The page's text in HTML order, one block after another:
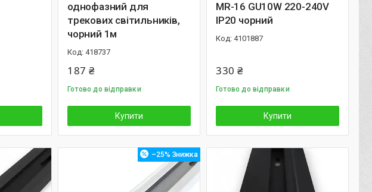
однофазний для
трекових свiтильникiв,
чорний 1м
418737
187 ₴
Готово до відправки
Купити
MR-16 GU10W 220-240V
IP20 чорний
4101887
330 ₴
Готово до відправки
Купити
–25%